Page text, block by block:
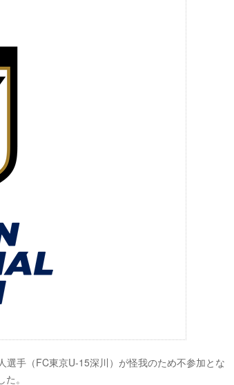
手（FC東京U-15深川）が怪我のため不参加とな
。